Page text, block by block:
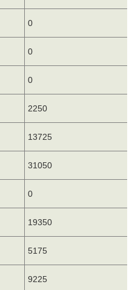
0
0
0
2250
13725
31050
0
19350
5175
9225